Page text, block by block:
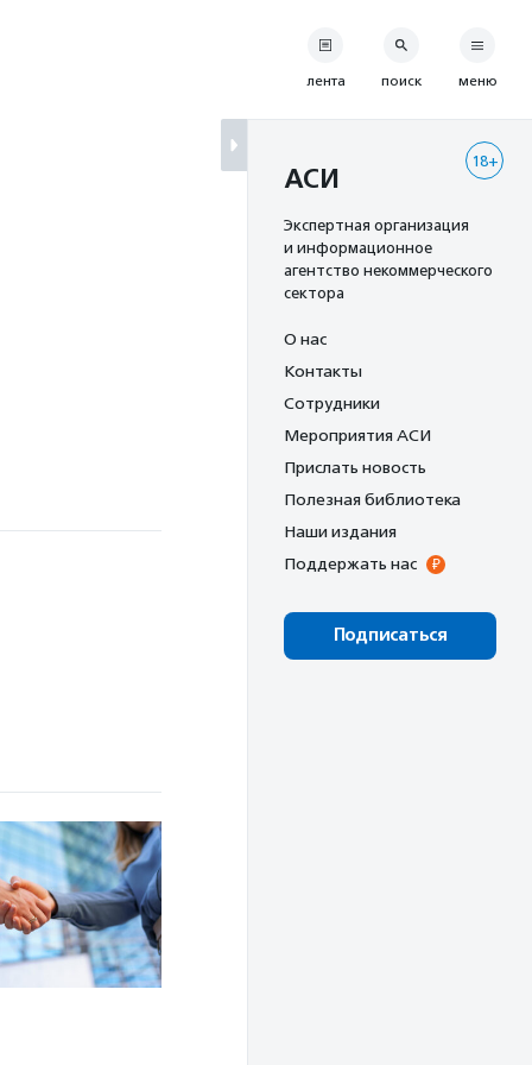
лента поиск меню
18+
АСИ
Экспертная организация
и информационное
агентство некоммерческого
сектора
О нас
Контакты
Сотрудники
Мероприятия АСИ
Прислать новость
Полезная библиотека
Наши издания
Поддержать нас
Подписаться